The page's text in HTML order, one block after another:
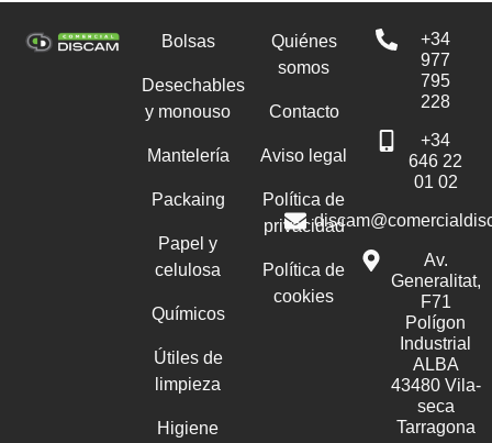
Bolsas
Desechables
y monouso
Mantelería
Packaing
Papel y
celulosa
Químicos
Útiles de
limpieza
Higiene
Quiénes
somos
Contacto
Aviso legal
Política de
privacidad
Política de
cookies
+34
977
795
228
+34
646 22
01 02
Av.
Generalitat,
F71
Polígon
Industrial
ALBA
43480 Vila-
seca
Tarragona